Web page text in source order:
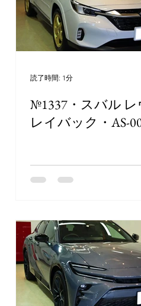
№1337・スバル レ
レイバック・AS-
読了時間: 1分